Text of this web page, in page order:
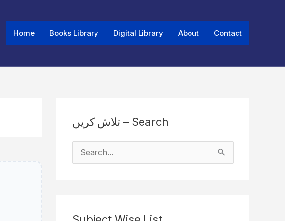
Home Books Library Digital Library About Contact
تلاش کریں – Search
c